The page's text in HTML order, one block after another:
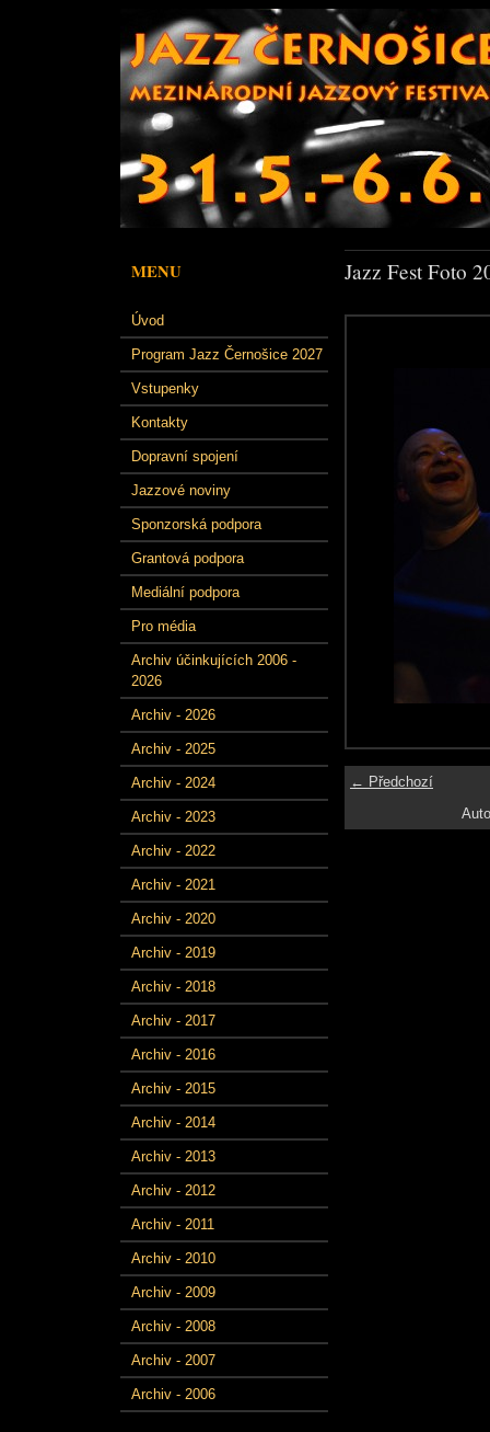
MENU
Úvod
Program Jazz Černošice 2027
Vstupenky
Kontakty
Dopravní spojení
Jazzové noviny
Sponzorská podpora
Grantová podpora
Mediální podpora
Pro média
Archiv účinkujících 2006 -
2026
Archiv - 2026
Archiv - 2025
Archiv - 2024
Archiv - 2023
Archiv - 2022
Archiv - 2021
Archiv - 2020
Archiv - 2019
Archiv - 2018
Archiv - 2017
Archiv - 2016
Archiv - 2015
Archiv - 2014
Archiv - 2013
Archiv - 2012
Archiv - 2011
Archiv - 2010
Archiv - 2009
Archiv - 2008
Archiv - 2007
Archiv - 2006
Jazz Fest Foto
← Předchozí